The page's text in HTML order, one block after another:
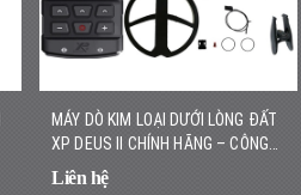
MÁY DÒ KIM LOẠI DƯỚI LÒNG ĐẤT
XP DEUS II CHÍNH HÃNG – CÔNG
NGHỆ ĐA TẦN SỐ KHÔNG DÂY
Liên hệ